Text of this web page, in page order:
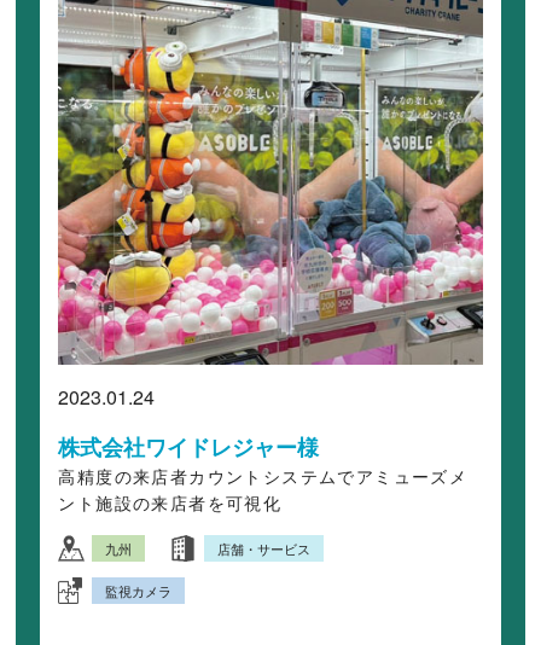
2023.01.24
株式会社ワイドレジャー様
高精度の来店者カウントシステムでアミューズメ
ント施設の来店者を可視化
九州 店舗・サービス
監視カメラ